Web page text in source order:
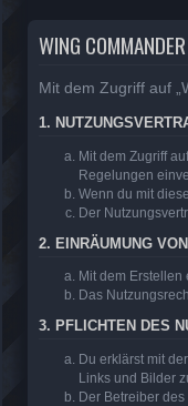
WING
Mit dem Zugriff auf
1.
Mit dem Zugriff
Regelungen
Wenn du mit
Der
2. EINRÄUMUNG
Mit dem
Das
3. PFLICHTEN DES
Du erklärst mit
Links und Bilder
Der Betreiber